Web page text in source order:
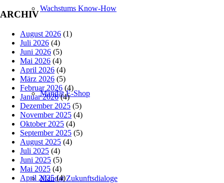
Wachstums Know-How
Mandat E-Shop
Mandat Zukunftsdialoge
ARCHIV
August 2026 (1)
Juli 2026 (4)
Juni 2026 (5)
Mai 2026 (4)
April 2026 (4)
März 2026 (5)
Februar 2026 (4)
Januar 2026(4)
Dezember 2025 (5)
November 2025 (4)
Oktober 2025 (4)
September 2025 (5)
August 2025 (4)
Juli 2025 (4)
Juni 2025 (5)
Mai 2025 (4)
April 2025(4)